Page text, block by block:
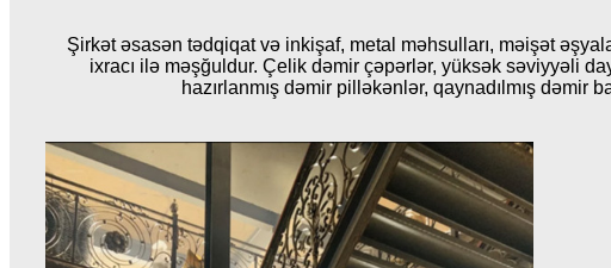
Şirkət əsasən tədqiqat və inkişaf, metal məhsulları, məişət
ixracı ilə məşğuldur. Çelik dəmir çəpərlər, yüksək səviyyəli
hazırlanmış dəmir pilləkənlər, qaynadılmış dəmir